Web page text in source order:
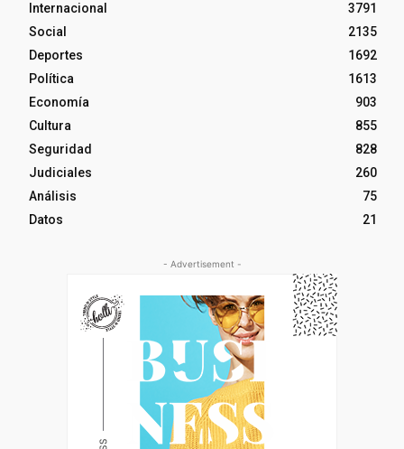
Internacional
3791
Social
2135
Deportes
1692
Política
1613
Economía
903
Cultura
855
Seguridad
828
Judiciales
260
Análisis
75
Datos
21
- Advertisement -